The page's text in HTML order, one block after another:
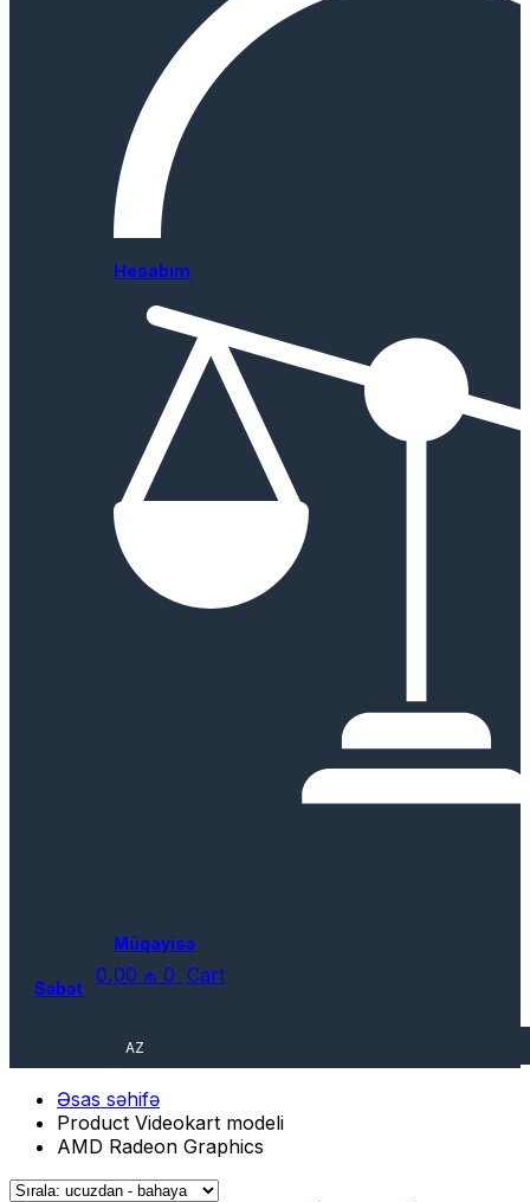
Hesabım
Müqayisə
0,00 ₼ 0 Cart
Səbət
AZ
Əsas səhifə
Product Videokart modeli
AMD Radeon Graphics